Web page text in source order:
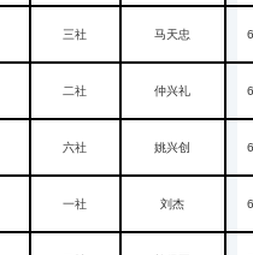
三社 马天忠
二社 仲兴礼
六社 姚兴创
一社 刘杰